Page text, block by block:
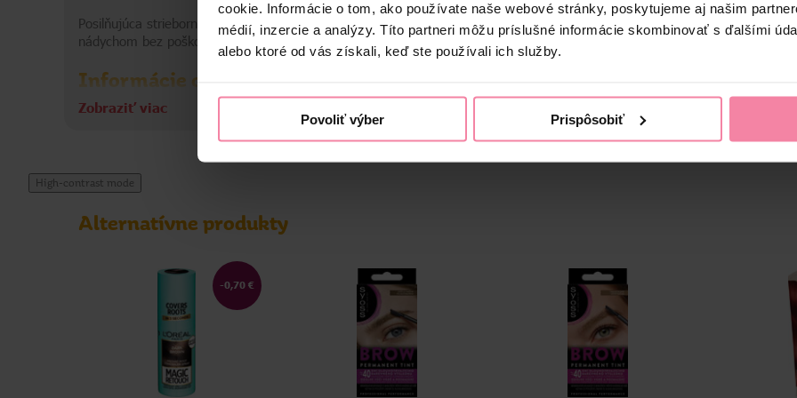
cookie. Informácie o tom, ako používate naše webové stránky, poskytujeme aj našim
médií, inzercie a analýzy. Títo partneri môžu príslušné informácie skombinovať s ďalšími
alebo ktoré od vás získali, keď ste používali ich služby.
Povoliť výber Prispôsobiť
Posilňujúca strieborná starostlivosť zdokonaľuje prirodzenú šedivú farbu. Zloženie s chladnými tónmi neutralizuje žlté
nádychom bez poškodenia vlasov. Obsahuje ceramidy na posilnenie vlasového vlákna pre zdravšie vyzerajúce vlasy plné
Informácie o výrobcovi
Zobraziť viac
High-contrast mode
Alternatívne produkty
-0,70 €